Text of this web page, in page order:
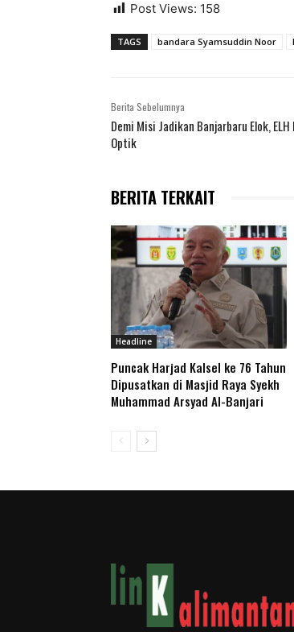
Post Views: 158
TAGS bandara Syamsuddin Noor
Berita Sebelumnya
Demi Misi Jadikan Banjarbaru Elok,
Optik
BERITA TERKAIT
Headline
Puncak Harjad Kalsel ke 76 Tahun
Dipusatkan di Masjid Raya Syekh
Muhammad Arsyad Al-Banjari